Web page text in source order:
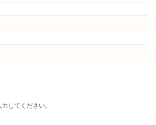
してください。